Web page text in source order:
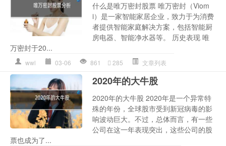
什么是唯万密封股票 唯万密封（Viom
i）是一家智能家居企业，致力于为消费
者提供智能家庭解决方案，包括智能厨
房电器、智能净水器等。 历史表现 唯
万密封于20...
wwl 03-06 861 285 文章列表
2020年的大牛股
2020年的大牛股 2020年是一个异常特
殊的年份，全球股市受到新冠病毒的影
响波动巨大。不过，总体而言，有一些
公司在这一年表现突出，这些公司的股
票也成为了...